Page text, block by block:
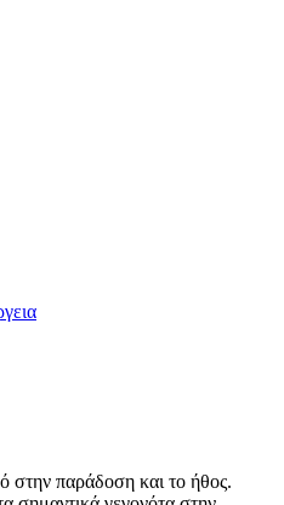
στην παράδοση και το ήθος.